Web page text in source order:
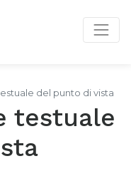
del punto di vista
testuale